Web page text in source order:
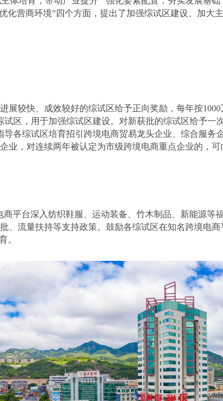
化营商环境”四个方面，提出了加强综试区建设、加大
展较快、成效较好的综试区给予正向奖励，每年按1000
试区，用于加强综试区建设。对新获批的综试区给予一
各综试区培育招引跨境电商贸易龙头企业、综合服务
业，对连续两年被认定为市级跨境电商重点企业的，可
商平台深入纺织鞋服、运动装备、竹木制品、新能源等
、流量扶持等支持政策。鼓励各综试区在知名跨境电商
。